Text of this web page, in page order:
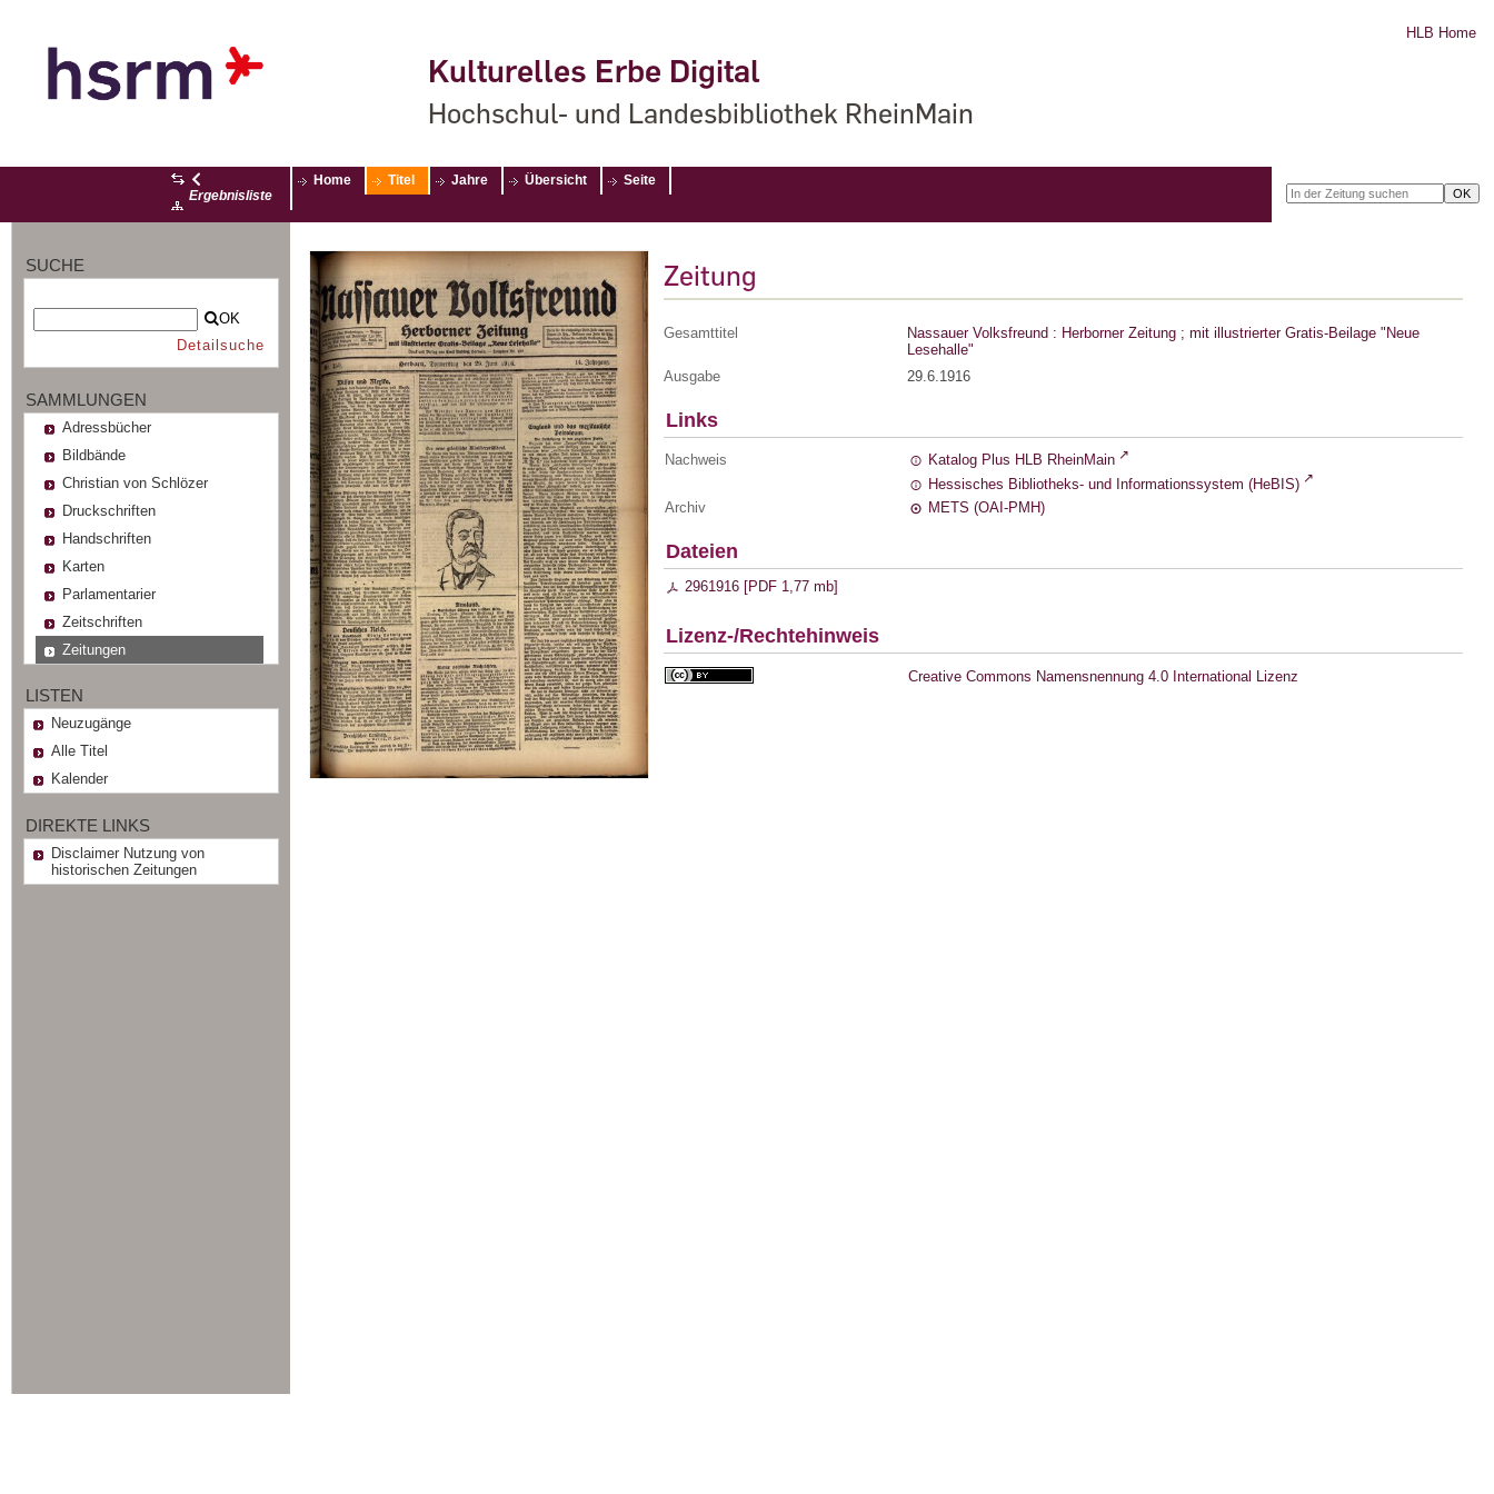
Kulturelles Erbe Digital
Hochschul- und Landesbibliothek RheinMain
HLB Home
Ergebnisliste
Home Titel Jahre Übersicht Seite
SUCHE
OK
Detailsuche
SAMMLUNGEN
Adressbücher
Bildbände
Christian von Schlözer
Druckschriften
Handschriften
Karten
Parlamentarier
Zeitschriften
Zeitungen
LISTEN
Neuzugänge
Alle Titel
Kalender
DIREKTE LINKS
Disclaimer Nutzung von
historischen Zeitungen
Zeitung
Gesamttitel
Nassauer Volksfreund : Herborner Zeitung ; mit illustrierter Gratis-Beilage "Neue
Lesehalle"
Ausgabe
29.6.1916
Links
Nachweis
Katalog Plus HLB RheinMain
Hessisches Bibliotheks- und Informationssystem (HeBIS)
Archiv
METS (OAI-PMH)
Dateien
2961916 [PDF 1,77 mb]
Lizenz-/Rechtehinweis
Creative Commons Namensnennung 4.0 International Lizenz